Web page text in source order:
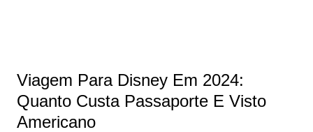
Viagem Para Disney Em 2024:
Quanto Custa Passaporte E Visto
Americano